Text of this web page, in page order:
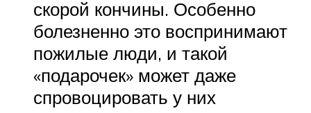
скорой кончины. Особенно
болезненно это воспринимают
пожилые люди, и такой
«подарочек» может даже
спровоцировать у них